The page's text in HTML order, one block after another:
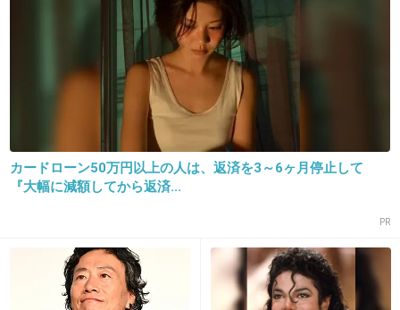
22も差があるように見えない
+185
15. 匿名2018/08/11(土) 15:49:28
今度こそグレるなという願いを込めたのか？
カードローン50万円以上の人は、返済を3～6ヶ月停止して
『大幅に減額してから返済...
PR